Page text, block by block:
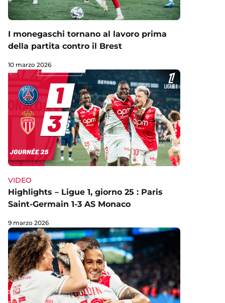
I monegaschi tornano al lavoro prima
della partita contro il Brest
10 marzo 2026
VIDEO
Highlights – Ligue 1, giorno 25 : Paris
Saint-Germain 1-3 AS Monaco
9 marzo 2026